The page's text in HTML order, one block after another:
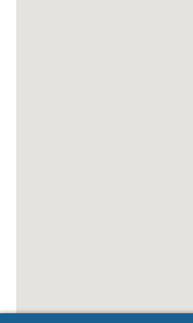
https://